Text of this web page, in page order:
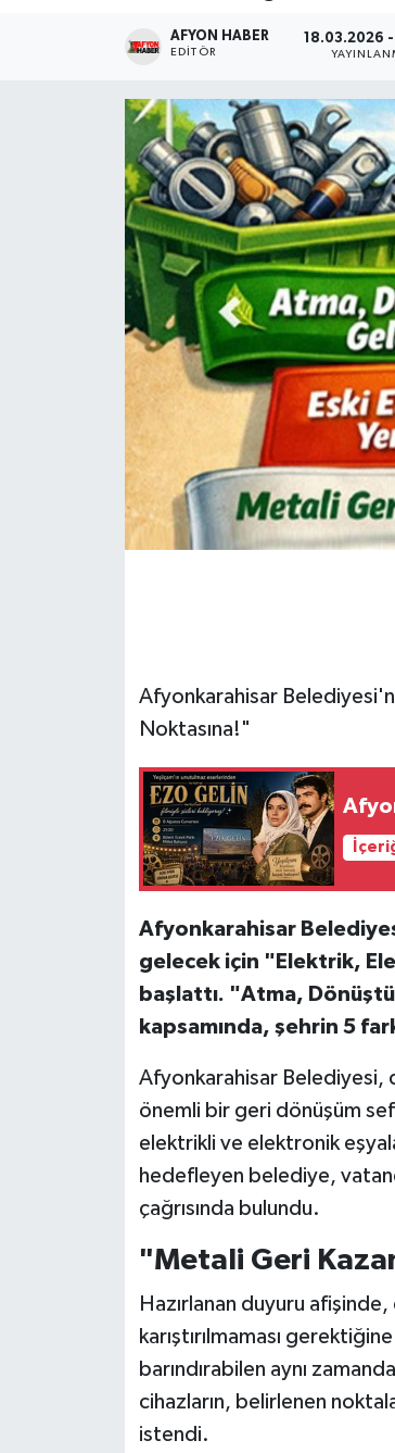
AFYON HABER
EDITÖR
18.03.2026
Afyonkarahisar
Noktasına!"
Afyonkarahisar
gelecek için "Elektrik,
başlattı. "Atma,
kapsamında, şehrin 5
Afyonkarahisar Belediyesi,
önemli bir geri dönüşüm
elektrikli ve elektronik
hedefleyen belediye,
çağrısında bulundu.
"Metali Geri
Hazırlanan duyuru
karıştırılmaması
barındırabilen aynı
cihazların, belirlenen
istendi.
Magazin